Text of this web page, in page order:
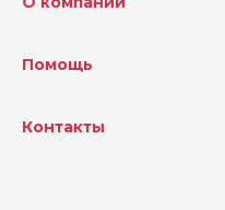
Погрешность уровня вибр
Уровень вибрации, м/с²
а, мм
Помощь
Контакты